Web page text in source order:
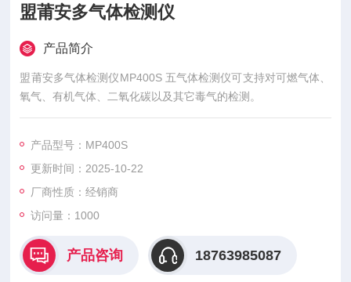
盟莆安多气体检测仪
产品简介
盟莆安多气体检测仪MP400S 五气体检测仪可支持对可燃气体、
氧气、有机气体、二氧化碳以及其它毒气的检测。
产品型号：MP400S
更新时间：2025-10-22
厂商性质：经销商
访问量：1000
产品咨询 18763985087